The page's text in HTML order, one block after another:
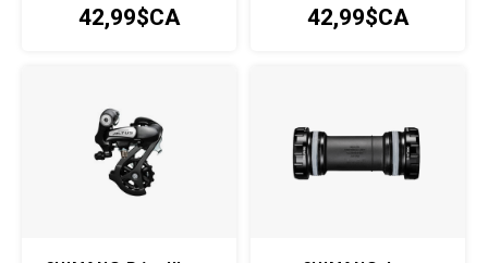
42,99$CA 42,99$CA